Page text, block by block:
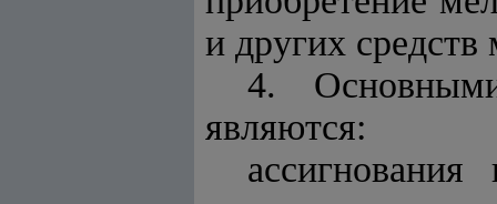
и других средств
4.
являются: